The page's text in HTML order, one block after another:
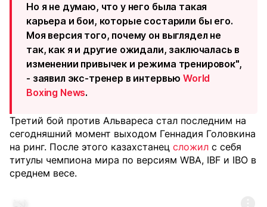
Но я не думаю, что у него была такая
карьера и бои, которые состарили бы его.
Моя версия того, почему он выглядел не
так, как я и другие ожидали, заключалась в
изменении привычек и режима тренировок",
- заявил экс-тренер в интервьюWorld
Boxing News.
Третий бой против Альвареса стал последним на
сегодняшний момент выходом Геннадия Головкина
на ринг. После этого казахстанец сложил с себя
титулы чемпиона мира по версиям WBA, IBF и IBO в
среднем весе.